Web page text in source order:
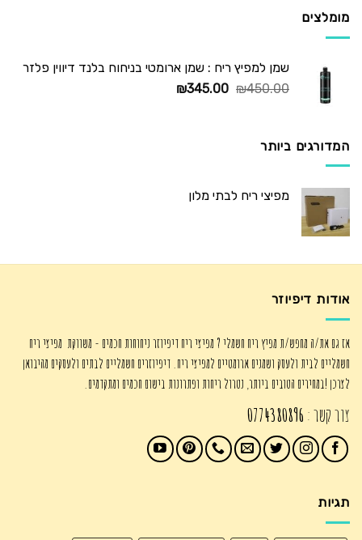
מומלצים
שמן למפיץ ריח : שמן ארומטי בניחוח בלנד דיווין פלזר
₪450.00
המחיר
₪345.00
המחיר
המדורגים ביותר
מפיצי ריח לבתי מלון
אודות דיפיוזר
אז גם את/ה מחפש/ת מפיץ ריח חשמלי ? מפיצי ריח דיפיוזר ניחוחות חכמים - משווקת מפיצי ריח
חשמליים לבית ולעסק ושמנים ארומטיים למפיצי ריח. דיפיוזרים חשמליים לבתים ולעסקים מהיבואן
לצרכן !במחירים הטובים ביותר, נטרול ריחות ופתרונות בישום חכמים ומתקדמים.
צור קשר : 0774380896
תגיות